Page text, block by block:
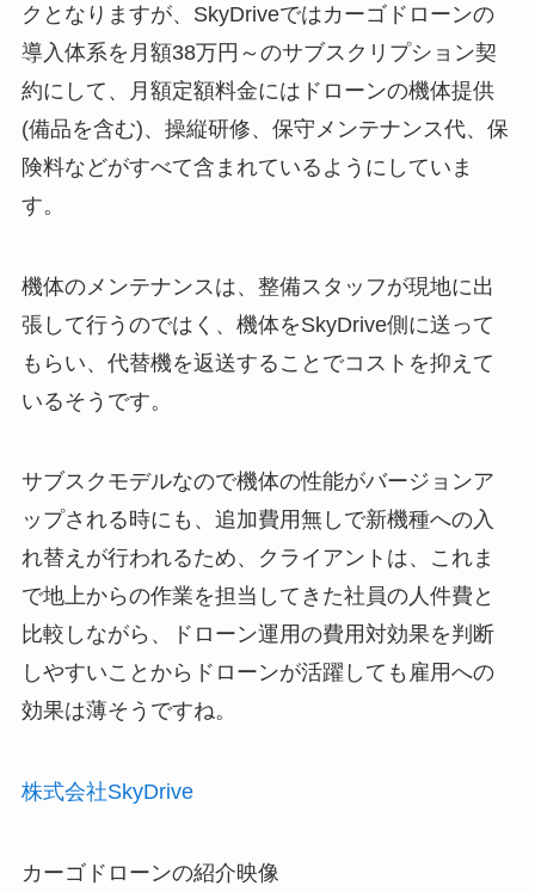
クとなりますが、SkyDriveではカーゴドローンの
導入体系を月額38万円～のサブスクリプション契
約にして、月額定額料金にはドローンの機体提供
(備品を含む)、操縦研修、保守メンテナンス代、保
険料などがすべて含まれているようにしていま
す。
機体のメンテナンスは、整備スタッフが現地に出
張して行うのではく、機体をSkyDrive側に送って
もらい、代替機を返送することでコストを抑えて
いるそうです。
サブスクモデルなので機体の性能がバージョンア
ップされる時にも、追加費用無しで新機種への入
れ替えが行われるため、クライアントは、これま
で地上からの作業を担当してきた社員の人件費と
比較しながら、ドローン運用の費用対効果を判断
しやすいことからドローンが活躍しても雇用への
効果は薄そうですね。
株式会社SkyDrive
カーゴドローンの紹介映像